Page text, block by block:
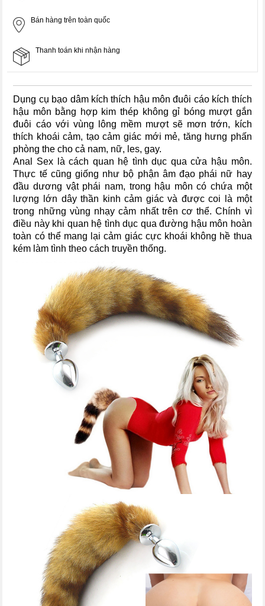
Bán hàng trên toàn quốc
Thanh toán khi nhận hàng
Dụng cụ bạo dâm kích thích hậu môn đuôi cáo kích thích
hậu môn bằng hợp kim thép không gỉ bóng mượt gắn
đuôi cáo với vùng lông mềm mượt sẽ mơn trớn, kích
thích khoái cảm, tạo cảm giác mới mẻ, tăng hưng phấn
phòng the cho cả nam, nữ, les, gay.
Anal Sex là cách quan hệ tình dục qua cửa hậu môn.
Thực tế cũng giống như bộ phận âm đạo phái nữ hay
đầu dương vật phái nam, trong hậu môn có chứa một
lượng lớn dây thần kinh cảm giác và được coi là một
trong những vùng nhạy cảm nhất trên cơ thể. Chính vì
điều này khi quan hệ tình dục qua đường hậu môn hoàn
toàn có thể mang lại cảm giác cực khoái không hề thua
kém làm tình theo cách truyền thống.